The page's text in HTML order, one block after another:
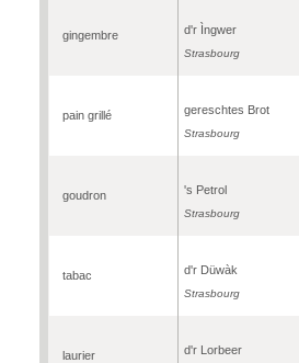
gingembre d'r Ìngwer
Strasbourg
pain grillé gereschtes Brot
Strasbourg
goudron 's Petrol
Strasbourg
tabac d'r Düwàk
Strasbourg
laurier d'r Lorbeer